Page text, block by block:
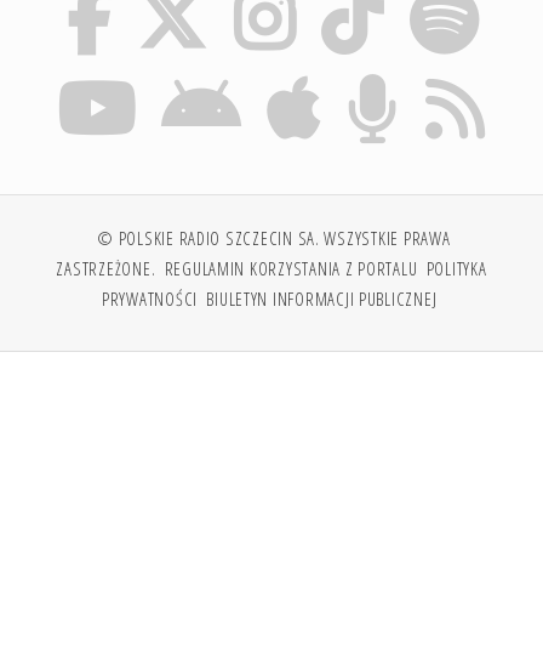
© POLSKIE RADIO SZCZECIN SA. WSZYSTKIE PRAWA
ZASTRZEŻONE. REGULAMIN KORZYSTANIA Z PORTALU POLITYKA
PRYWATNOŚCI BIULETYN INFORMACJI PUBLICZNEJ